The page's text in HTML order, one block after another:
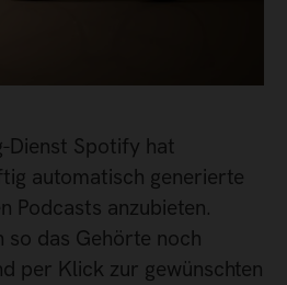
Dienst Spotify hat
automatisch generierte
Podcasts anzubieten.
so das Gehörte noch
per Klick zur gewünschten